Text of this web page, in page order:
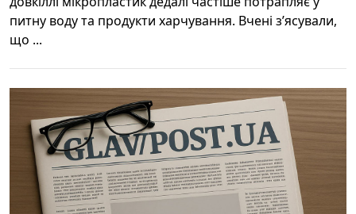
питну воду та продукти харчування. Вчені з’ясували,
що ...